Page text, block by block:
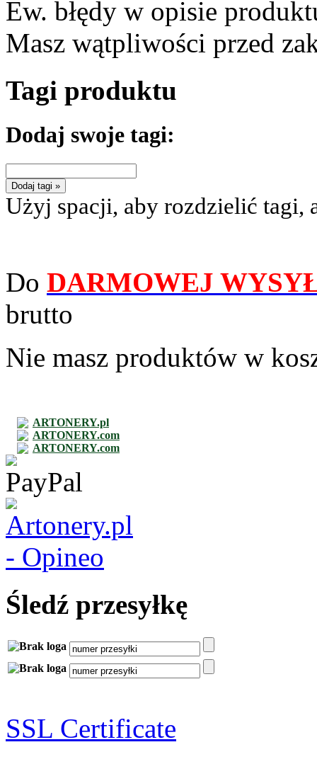
Ew. błędy w opisie
Masz wątpliwości przed
Tagi produktu
Dodaj swoje tagi:
Dodaj tagi »
Użyj spacji, aby rozdzielić tagi,
Do DARMOWEJ
brutto
Nie masz produktów w
ARTONERY.pl
ARTONERY.com
ARTONERY.com
Śledź przesyłkę
SSL Certificate